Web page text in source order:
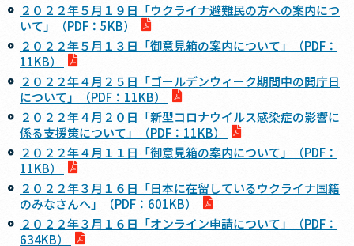
２０２２年５月１９日「ウクライナ避難民の方への案内につ
いて」（PDF：5KB）
２０２２年５月１３日「御意見箱の案内について」（PDF：
11KB）
２０２２年４月２５日「ゴールデンウィーク期間中の開庁日
について」（PDF：11KB）
２０２２年４月２０日「新型コロナウイルス感染症の影響に
係る支援策について」（PDF：11KB）
２０２２年４月１１日「御意見箱の案内について」（PDF：
11KB）
２０２２年３月１６日「日本に在留しているウクライナ国籍
のみなさんへ」（PDF：601KB）
２０２２年３月１６日「オンライン申請について」（PDF：
634KB）